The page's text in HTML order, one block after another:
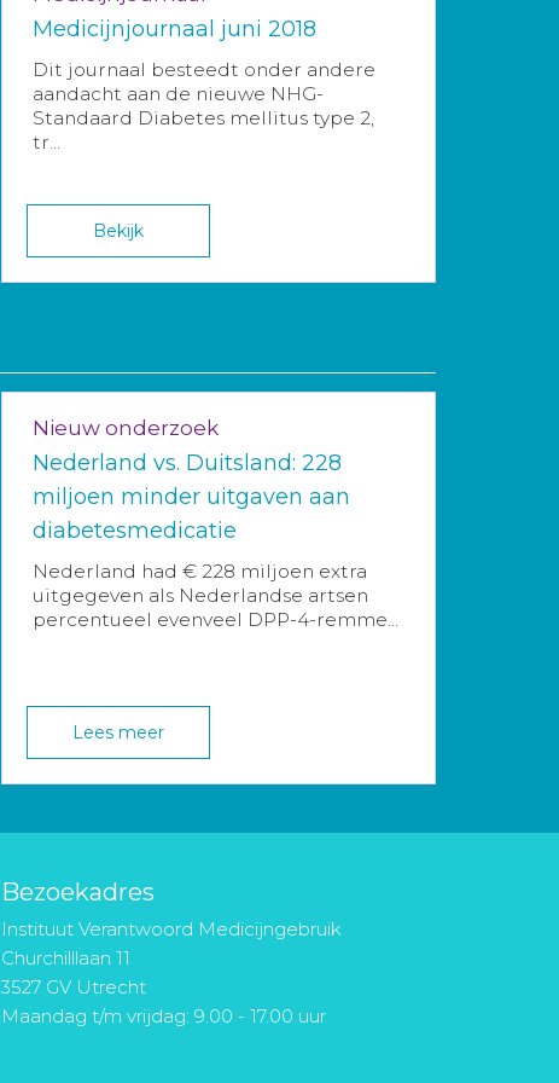
Medicijnjournaal juni 2018
Dit journaal besteedt onder andere
aandacht aan de nieuwe NHG-
Standaard Diabetes mellitus type 2,
tr...
Bekijk
Nieuw onderzoek
Nederland vs. Duitsland: 228
miljoen minder uitgaven aan
diabetesmedicatie
Nederland had € 228 miljoen extra
uitgegeven als Nederlandse artsen
percentueel evenveel DPP-4-remme...
Lees meer
Bezoekadres
Instituut Verantwoord Medicijngebruik
Churchilllaan 11
3527 GV Utrecht
Maandag t/m vrijdag: 9.00 - 17.00 uur